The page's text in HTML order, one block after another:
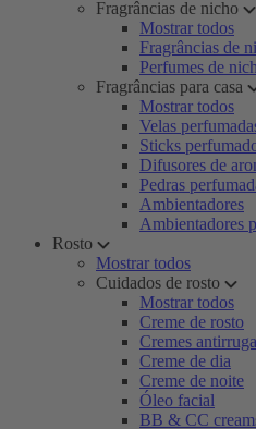
Fragrâncias de nicho
Mostrar todos
Fragrâncias de
Perfumes de
Fragrâncias para casa
Mostrar todos
Velas
Sticks
Difusores de
Pedras
Ambientadores
Ambientadores
Rosto
Mostrar todos
Cuidados de rosto
Mostrar todos
Creme de rosto
Cremes
Creme de dia
Creme de noite
Óleo facial
BB & CC